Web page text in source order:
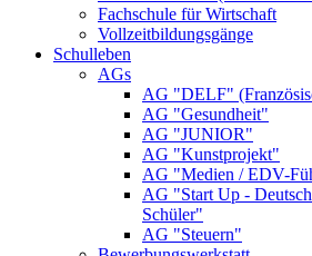
Fachschule für Wirtschaft
Vollzeitbildungsgänge
Schulleben
AGs
AG "DELF"
AG "Gesundheit"
AG "JUNIOR"
AG "Kunstprojekt"
AG "Medien / EDV-
AG "Start Up -
Schüler"
AG "Steuern"